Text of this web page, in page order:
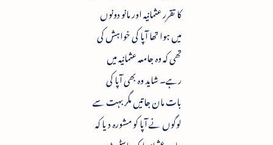
کا تقرر عثمانیہ اور مانو دونوں
میں ہوا تھا آپا کی خواہش کی
تھی کہ وہ جامعہ عثمانیہ میں
رہے۔ شاید وہ بھی آپا کی
بات مان جاتیں مگر بہت سے
لوگوں نے آپا کو مشورہ دیا کہ